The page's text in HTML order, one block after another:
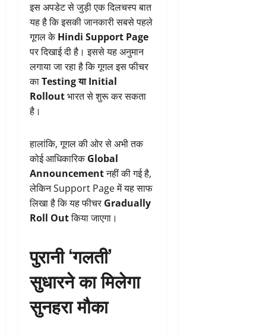
इस अपडेट से जुड़ी एक दिलचस्प बात
यह है कि इसकी जानकारी सबसे पहले
गूगल केHindi Support Page
पर दिखाई दी है। इससे यह अनुमान
लगाया जा रहा है कि गूगल इस फीचर
काTesting या Initial
Rolloutभारत से शुरू कर सकता
है।
हालांकि, गूगल की ओर से अभी तक
कोई आधिकारिकGlobal
Announcementनहीं की गई है,
लेकिन Support Page में यह साफ
लिखा है कि यह फीचर Gradually
Roll Outकिया जाएगा।
पुरानी ‘गलती’
सुधारने का मिलेगा
सुनहरा मौका